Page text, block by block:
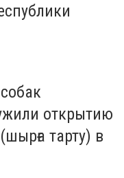
открытию
тарту) в